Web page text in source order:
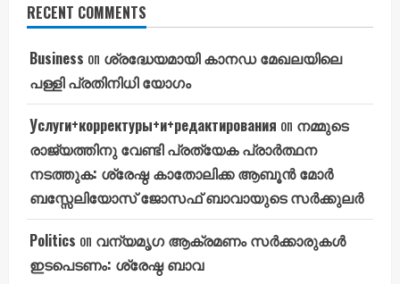
RECENT COMMENTS
Business on ശ്രദ്ധേയമായി കാനഡ മേഖലയിലെ
പള്ളി പ്രതിനിധി യോഗം
Услуги+корректуры+и+редактирования on നമ്മുടെ
രാജ്യത്തിനു വേണ്ടി പ്രത്യേക പ്രാർത്ഥന
നടത്തുക: ശ്രേഷ്ഠ കാതോലിക്ക ആബൂൻ മോർ
ബസ്സേലിയോസ് ജോസഫ് ബാവായുടെ സർക്കുലർ
Politics on വന്യമൃഗ ആക്രമണം സർക്കാരുകൾ
ഇടപെടണം: ശ്രേഷ്ഠ ബാവ